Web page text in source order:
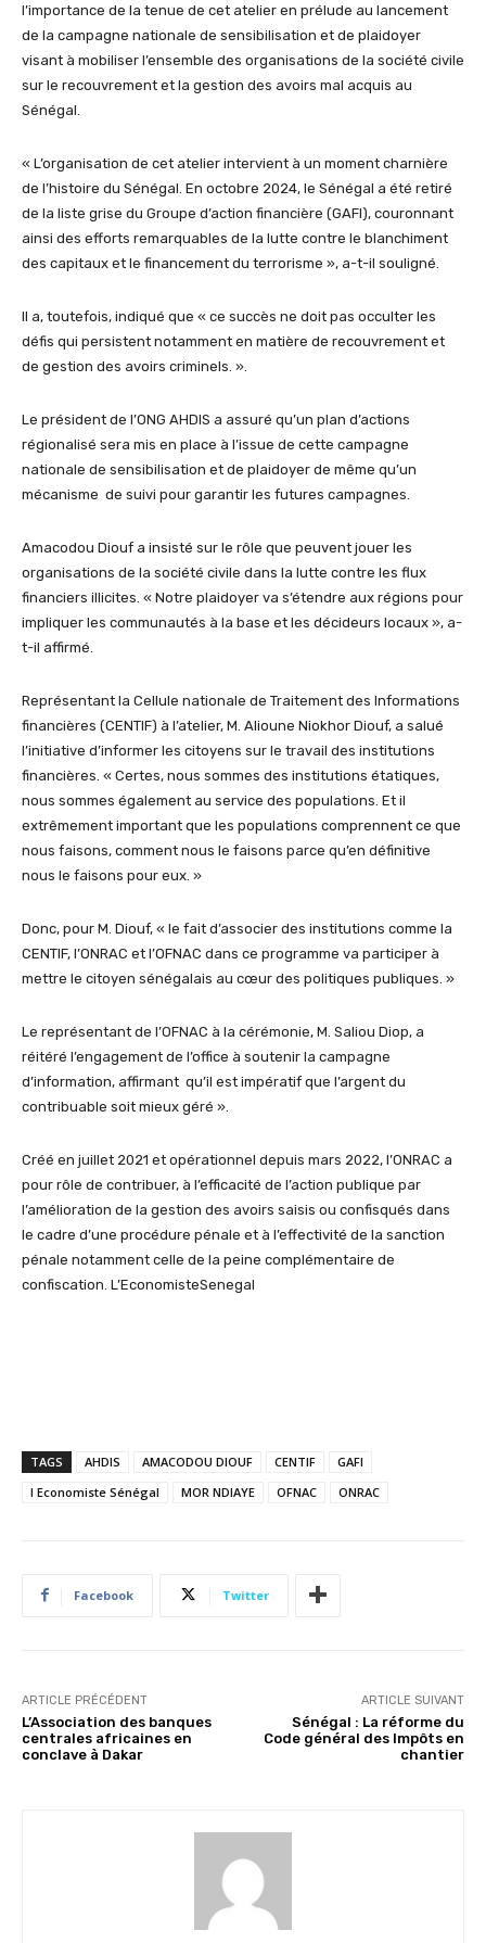
l’importance de la tenue de cet atelier en prélude au lancement
de la campagne nationale de sensibilisation et de plaidoyer
visant à mobiliser l’ensemble des organisations de la société civile
sur le recouvrement et la gestion des avoirs mal acquis au
Sénégal.
« L’organisation de cet atelier intervient à un moment charnière
de l’histoire du Sénégal. En octobre 2024, le Sénégal a été retiré
de la liste grise du Groupe d’action financière (GAFI), couronnant
ainsi des efforts remarquables de la lutte contre le blanchiment
des capitaux et le financement du terrorisme », a-t-il souligné.
Il a, toutefois, indiqué que « ce succès ne doit pas occulter les
défis qui persistent notamment en matière de recouvrement et
de gestion des avoirs criminels. ».
Le président de l’ONG AHDIS a assuré qu’un plan d’actions
régionalisé sera mis en place à l’issue de cette campagne
nationale de sensibilisation et de plaidoyer de même qu’un
mécanisme de suivi pour garantir les futures campagnes.
Amacodou Diouf a insisté sur le rôle que peuvent jouer les
organisations de la société civile dans la lutte contre les flux
financiers illicites. « Notre plaidoyer va s’étendre aux régions pour
impliquer les communautés à la base et les décideurs locaux », a-
t-il affirmé.
Représentant la Cellule nationale de Traitement des Informations
financières (CENTIF) à l’atelier, M. Alioune Niokhor Diouf, a salué
l’initiative d’informer les citoyens sur le travail des institutions
financières. « Certes, nous sommes des institutions étatiques,
nous sommes également au service des populations. Et il
extrêmement important que les populations comprennent ce que
nous faisons, comment nous le faisons parce qu’en définitive
nous le faisons pour eux. »
Donc, pour M. Diouf, « le fait d’associer des institutions comme la
CENTIF, l’ONRAC et l’OFNAC dans ce programme va participer à
mettre le citoyen sénégalais au cœur des politiques publiques. »
Le représentant de l’OFNAC à la cérémonie, M. Saliou Diop, a
réitéré l’engagement de l’office à soutenir la campagne
d’information, affirmant qu’il est impératif que l’argent du
contribuable soit mieux géré ».
Créé en juillet 2021 et opérationnel depuis mars 2022, l’ONRAC a
pour rôle de contribuer, à l’efficacité de l’action publique par
l’amélioration de la gestion des avoirs saisis ou confisqués dans
le cadre d’une procédure pénale et à l’effectivité de la sanction
pénale notamment celle de la peine complémentaire de
confiscation. L’EconomisteSenegal
TAGS AHDIS AMACODOU DIOUF CENTIF
GAFI
l Economiste Sénégal
MOR NDIAYE OFNAC ONRAC
Facebook Twitter
ARTICLE PRÉCÉDENT
L’Association des banques
centrales africaines en
conclave à Dakar
ARTICLE SUIVANT
Sénégal : La réforme du
Code général des Impôts en
chantier